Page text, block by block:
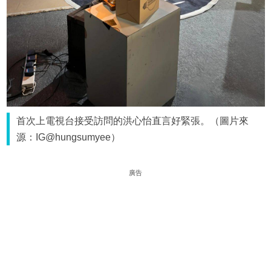
首次上電視台接受訪問的洪心怡直言好緊張。（圖片來
源：IG@hungsumyee）
廣告